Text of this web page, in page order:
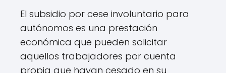
El subsidio por cese involuntario para
autónomos es una prestación
económica que pueden solicitar
aquellos trabajadores por cuenta
propia que hayan cesado en su